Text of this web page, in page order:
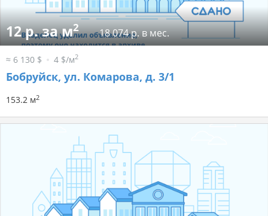
12 р. за м2 18 074 р. в мес.
≈ 6 130 $ 4 $/м2
Бобруйск, ул. Комарова, д. 3/1
153.2 м2